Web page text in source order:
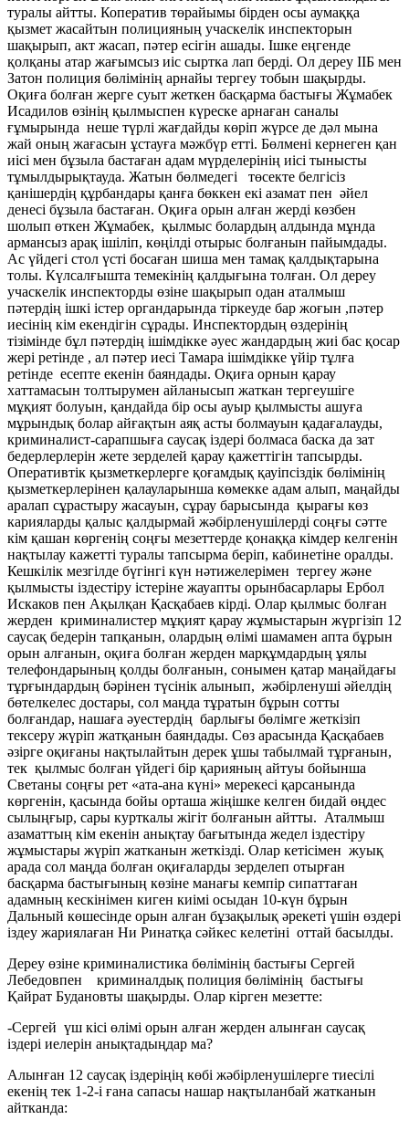
туралы айтты. Коператив төрайымы бірден осы аумаққа
қызмет жасайтын полицияның учаскелік инспекторын
шақырып, акт жасап, пәтер есігін ашады. Ішке еңгенде
қолқаны атар жағымсыз иіс сыртка лап берді. Ол дереу ІІБ мен
Затон полиция бөлімінің арнайы тергеу тобын шақырды.
Оқиға болған жерге суыт жеткен басқарма бастығы Жұмабек
Исадилов өзінің қылмыспен күреске арнаған саналы
ғұмырында неше түрлі жағдайды көріп жүрсе де дәл мына
жай оның жағасын ұстауға мәжбүр етті. Бөлмені кернеген қан
иісі мен бұзыла бастаған адам мүрделерінің иісі тынысты
тұмылдырықтауда. Жатын бөлмедегі төсекте белгісіз
қанішердің құрбандары қанға бөккен екі азамат пен әйел
денесі бұзыла бастаған. Оқиға орын алған жерді көзбен
шолып өткен Жұмабек, қылмыс болардың алдында мұнда
армансыз арақ ішіліп, көңілді отырыс болғанын пайымдады.
Ас үйдегі стол үсті босаған шиша мен тамақ қалдықтарына
толы. Күлсалғышта темекінің қалдығына толған. Ол дереу
учаскелік инспекторды өзіне шақырып одан аталмыш
пәтердің ішкі істер органдарында тіркеуде бар жоғын ,пәтер
иесінің кім екендігін сұрады. Инспектордың өздерінің
тізімінде бұл пәтердің ішімдікке әуес жандардың жиі бас қосар
жері ретінде , ал пәтер иесі Тамара ішімдікке үйір тұлға
ретінде есепте екенін баяндады. Оқиға орнын қарау
хаттамасын толтырумен айланысып жаткан тергеушіге
мұқият болуын, қандайда бір осы ауыр қылмысты ашуға
мұрындық болар айғақтын аяқ асты болмауын қадағалауды,
криминалист-сарапшыға саусақ іздері болмаса баска да зат
бедерлерлерін жете зерделей қарау қажеттігін тапсырды.
Оперативтік қызметкерлерге қоғамдық қауіпсіздік бөлімінің
қызметкерлерінен қалауларынша көмекке адам алып, маңайды
аралап сұрастыру жасауын, сұрау барысында қырағы көз
карияларды қалыс қалдырмай жәбірленушілерді соңғы сәтте
кім қашан көргенің соңғы мезеттерде қонаққа кімдер келгенін
нақтылау кажетті туралы тапсырма беріп, кабинетіне оралды.
Кешкілік мезгілде бүгінгі күн нәтижелерімен тергеу және
қылмысты іздестіру істеріне жауапты орынбасарлары Ербол
Искаков пен Ақылқан Қасқабаев кірді. Олар қылмыс болған
жерден криминалистер мұқият қарау жұмыстарын жүргізіп 12
саусақ бедерін тапқанын, олардың өлімі шамамен апта бұрын
орын алғанын, оқиға болған жерден марқұмдардың ұялы
телефондарының қолды болғанын, сонымен қатар маңайдағы
тұрғындардың бәрінен түсінік алынып, жәбірленуші әйелдің
бөтелкелес достары, сол маңда тұратын бұрын сотты
болғандар, нашаға әуестердің барлығы бөлімге жеткізіп
тексеру жүріп жатқанын баяндады. Сөз арасында Қасқабаев
әзірге оқиғаны нақтылайтын дерек ұшы табылмай тұрғанын,
тек қылмыс болған үйдегі бір қарияның айтуы бойынша
Светаны соңғы рет «ата-ана күні» мерекесі қарсанында
көргенін, қасында бойы орташа жіңішке келген бидай өңдес
сылыңғыр, сары курткалы жігіт болғанын айтты. Аталмыш
азаматтың кім екенін анықтау бағытында жедел іздестіру
жұмыстары жүріп жатканын жеткізді. Олар кетісімен жуық
арада сол маңда болған оқиғаларды зерделеп отырған
басқарма бастығының көзіне манағы кемпір сипаттаған
адамның кескінімен киген киімі осыдан 10-күн бұрын
Дальный көшесінде орын алған бұзақылық әрекеті үшін өздері
іздеу жариялаған Ни Ринатқа сәйкес келетіні оттай басылды.
Дереу өзіне криминалистика бөлімінің бастығы Сергей
Лебедовпен криминалдық полиция бөлімінің бастығы
Қайрат Будановты шақырды. Олар кірген мезетте:
-Сергей үш кісі өлімі орын алған жерден алынған саусақ
іздері иелерін анықтадыңдар ма?
Алынған 12 саусақ іздеріңің көбі жәбірленушілерге тиесілі
екенің тек 1-2-і ғана сапасы нашар нақтыланбай жатканын
айтканда: